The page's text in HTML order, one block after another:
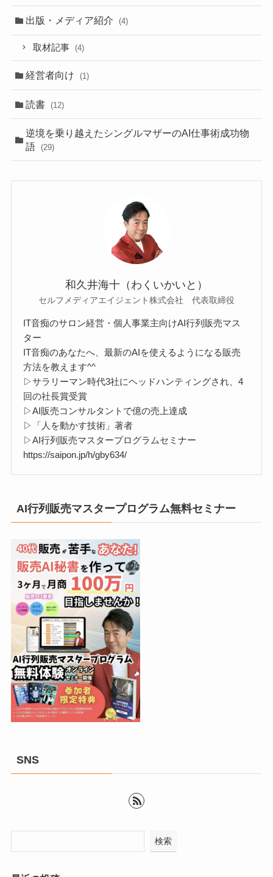
出版・メディア紹介 (4)
取材記事 (4)
経営者向け (1)
読書 (12)
逆境を乗り越えたシングルマザーのAI仕事術成功物
語
(29)
和久井海十（わくいかいと）
セルフメディアエイジェント株式会社 代表取締役
IT音痴のサロン経営・個人事業主向けAI行列販売マス
ター
IT音痴のあなたへ、最新のAIを使えるようになる販売
方法を教えます^^
▷サラリーマン時代3社にヘッドハンティングされ、4
回の社長賞受賞
▷AI販売コンサルタントで億の売上達成
▷「人を動かす技術」著者
▷AI行列販売マスタープログラムセミナー
https://saipon.jp/h/gby634/
AI行列販売マスタープログラム無料セミナー
SNS
検索